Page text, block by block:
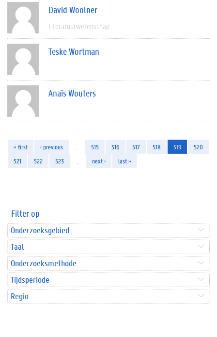
David Woolner
Literatuurwetenschap
Teske Wortman
Anaïs Wouters
« first ‹ previous 515 516 517 518 519
520
521
522 523 next › last »
Filter op
Onderzoeksgebied
Taal
Onderzoeksmethode
Tijdsperiode
Regio